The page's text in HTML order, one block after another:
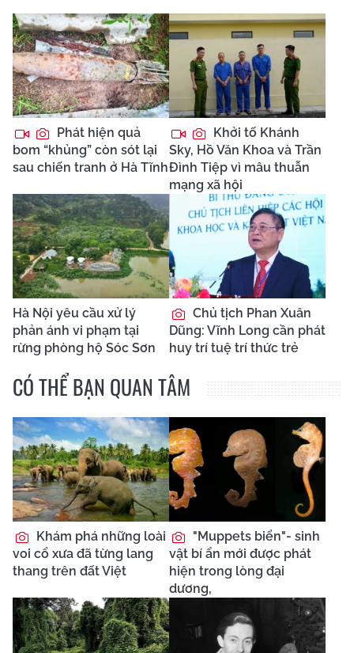
Phát hiện quả
bom “khủng” còn sót lại
sau chiến tranh ở Hà Tĩnh
Khởi tố Khánh
Sky, Hồ Văn Khoa và Trần
Đình Tiệp vì mâu thuẫn
mạng xã hội
Hà Nội yêu cầu xử lý
phản ánh vi phạm tại
rừng phòng hộ Sóc Sơn
Chủ tịch Phan Xuân
Dũng: Vĩnh Long cần phát
huy trí tuệ trí thức trẻ
CÓ THỂ BẠN QUAN TÂM
Khám phá những loài
voi cổ xưa đã từng lang
thang trên đất Việt
"Muppets biển"- sinh
vật bí ẩn mới được phát
hiện trong lòng đại
dương,